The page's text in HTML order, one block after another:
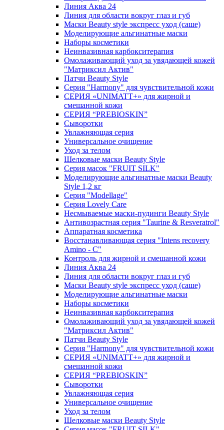
Линия Аква 24
Линия для области вокруг глаз и губ
Маски Beauty style экспресс уход (саше)
Моделирующие альгинатные маски
Наборы косметики
Неинвазивная карбокситерапия
Омолаживающий уход за увядающей кожей
"Матриксил Актив"
Патчи Beauty Style
Серия "Harmony" для чувствительной кожи
СЕРИЯ «UNIMATT+» для жирной и
смешанной кожи
СЕРИЯ “PREBIOSKIN”
Сыворотки
Увлажняющая серия
Универсальное очищение
Уход за телом
Шелковые маски Beauty Style
Серия масок "FRUIT SILK"
Моделирующие альгинатные маски Beauty
Style 1,2 кг
Серия "Modellage"
Cерия Lovely Care
Несмываемые маски-пудинги Beauty Style
Антивозрастная серия "Taurine & Resveratrol"
Аппаратная косметика
Восстанавливающая серия "Intens recovery
Amino - C"
Контроль для жирной и смешанной кожи
Линия Аква 24
Линия для области вокруг глаз и губ
Маски Beauty style экспресс уход (саше)
Моделирующие альгинатные маски
Наборы косметики
Неинвазивная карбокситерапия
Омолаживающий уход за увядающей кожей
"Матриксил Актив"
Патчи Beauty Style
Серия "Harmony" для чувствительной кожи
СЕРИЯ «UNIMATT+» для жирной и
смешанной кожи
СЕРИЯ “PREBIOSKIN”
Сыворотки
Увлажняющая серия
Универсальное очищение
Уход за телом
Шелковые маски Beauty Style